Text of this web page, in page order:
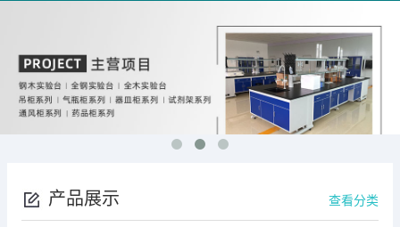
产品展示 查看分类